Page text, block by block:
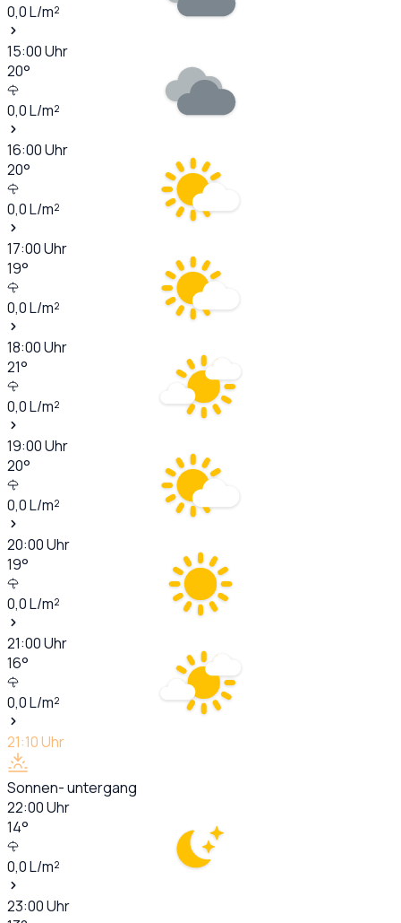
0,0L/m²
15:00Uhr
20°
0,0L/m²
16:00Uhr
20°
0,0L/m²
17:00Uhr
19°
0,0L/m²
18:00Uhr
21°
0,0L/m²
19:00Uhr
20°
0,0L/m²
20:00Uhr
19°
0,0L/m²
21:00Uhr
16°
0,0L/m²
21:10Uhr
Sonnen- untergang
22:00Uhr
14°
0,0L/m²
23:00Uhr